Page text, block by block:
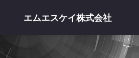
エムエスケイ株式会社